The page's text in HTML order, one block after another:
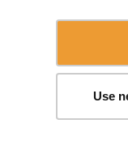
Use